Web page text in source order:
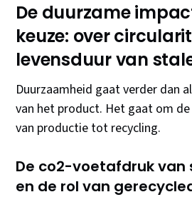
De duurzame
keuze: over
levensduur van
Duurzaamheid gaat verder dan
van het product. Het gaat om
van productie tot recycling.
De co2-voetafdruk
en de rol van